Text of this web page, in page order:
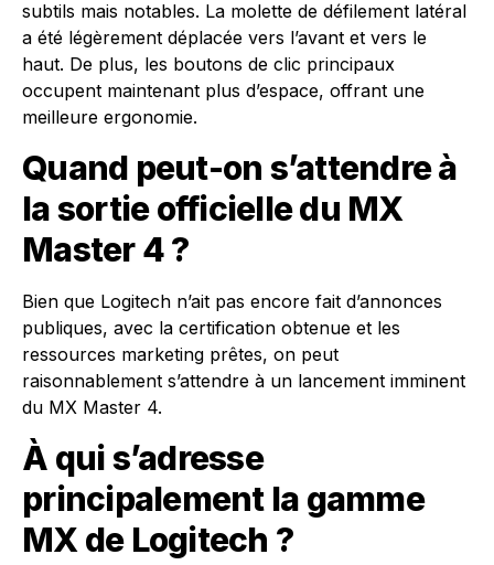
subtils mais notables. La molette de défilement latéral
a été légèrement déplacée vers l’avant et vers le
haut. De plus, les boutons de clic principaux
occupent maintenant plus d’espace, offrant une
meilleure ergonomie.
Quand peut-on s’attendre à
la sortie officielle du MX
Master 4 ?
Bien que Logitech n’ait pas encore fait d’annonces
publiques, avec la certification obtenue et les
ressources marketing prêtes, on peut
raisonnablement s’attendre à un lancement imminent
du MX Master 4.
À qui s’adresse
principalement la gamme
MX de Logitech ?